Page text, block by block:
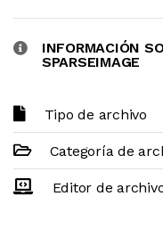
INFORMACIÓN
SPARSEIMAGE
Tipo de archivo
Categoría de
Editor de